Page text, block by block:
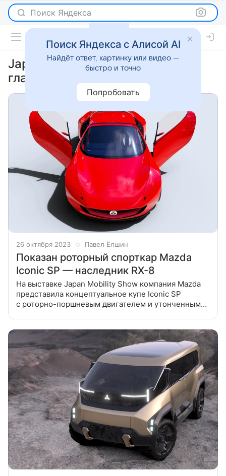
Поиск Яндекса
Japan Mobility Show 2023 —
главные премьеры
26 октября 2023 Павел Ёлшин
Показан роторный спорткар Mazda
Iconic SP — наследник RX-8
На выставке Japan Mobility Show компания Mazda
представила концептуальное купе Iconic SP
с роторно-поршневым двигателем и утонченным
Поиск Яндекса с Алисой AI
Найдёт ответ, картинку или видео —
быстро и точно
Попробовать